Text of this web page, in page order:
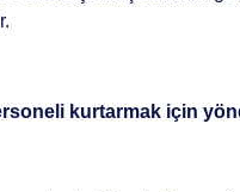
kurtarmak için